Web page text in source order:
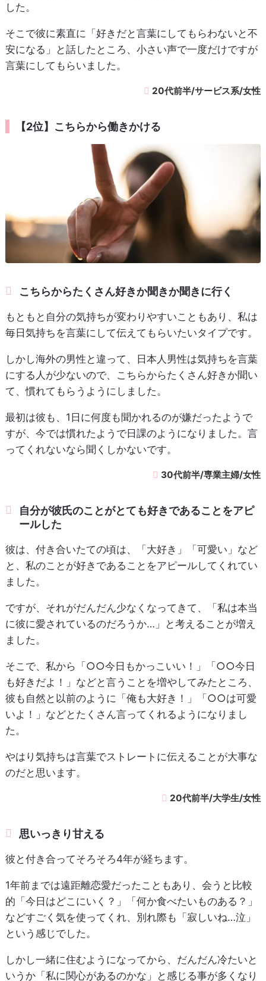
した。
そこで彼に素直に「好きだと言葉にしてもらわないと不
安になる」と話したところ、小さい声で一度だけですが
言葉にしてもらいました。
20代前半/サービス系/女性
【2位】こちらから働きかける
こちらからたくさん好きか聞きか聞きに行く
もともと自分の気持ちが変わりやすいこともあり、私は
毎日気持ちを言葉にして伝えてもらいたいタイプです。
しかし海外の男性と違って、日本人男性は気持ちを言葉
にする人が少ないので、こちらからたくさん好きか聞い
て、慣れてもらうようにしました。
最初は彼も、1日に何度も聞かれるのが嫌だったようで
すが、今では慣れたようで日課のようになりました。言
ってくれないなら聞くしかないです。
30代前半/専業主婦/女性
自分が彼氏のことがとても好きであることをアピ
ールした
彼は、付き合いたての頃は、「大好き」「可愛い」など
と、私のことが好きであることをアピールしてくれてい
ました。
ですが、それがだんだん少なくなってきて、「私は本当
に彼に愛されているのだろうか…」と考えることが増え
ました。
そこで、私から「○○今日もかっこいい！」「○○今日
も好きだよ！」などと言うことを増やしてみたところ、
彼も自然と以前のように「俺も大好き！」「○○は可愛
いよ！」などとたくさん言ってくれるようになりまし
た。
やはり気持ちは言葉でストレートに伝えることが大事な
のだと思います。
20代前半/大学生/女性
思いっきり甘える
彼と付き合ってそろそろ4年が経ちます。
1年前までは遠距離恋愛だったこともあり、会うと比較
的「今日はどこにいく？」「何か食べたいものある？」
などすごく気を使ってくれ、別れ際も「寂しいね…泣」
という感じでした。
しかし一緒に住むようになってから、だんだん冷たいと
いうか「私に関心があるのかな」と感じる事が多くなり